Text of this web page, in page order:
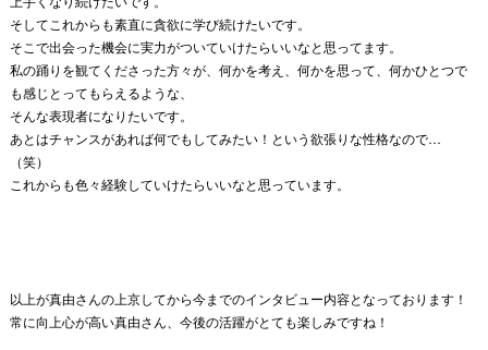
そしてこれからも素直に貪欲に学び続けたいです。
そこで出会った機会に実力がついていけたらいいなと思ってます。
私の踊りを観てくださった方々が、何かを考え、何かを思って、 何かひとつで
も感じとってもらえるような、
そんな表現者になりたいです。
あとはチャンスがあれば何でもしてみたい！ という欲張りな性格なので…
（笑）
これからも色々経験していけたらいいなと思っています。
以上が真由さんの上京してから今までのインタビュー内容となっております！
常に向上心が高い真由さん、今後の活躍がとても楽しみですね！